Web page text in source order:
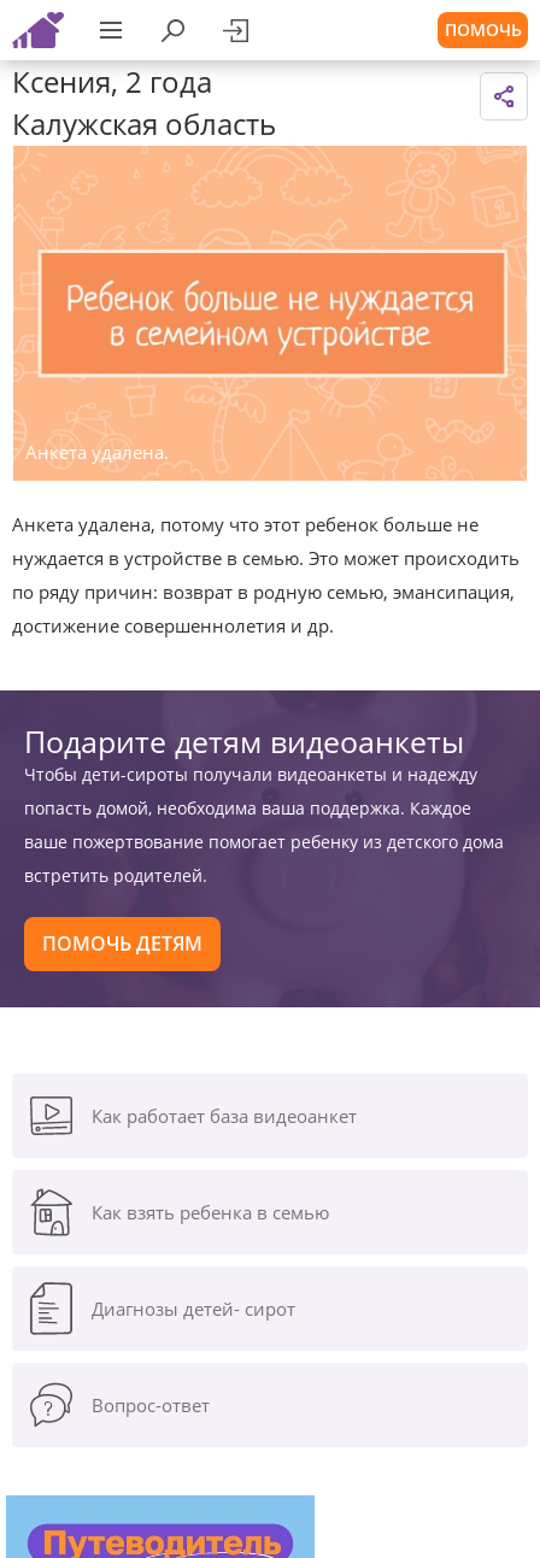
ПОМОЧЬ
Ксения, 2 года
Калужская область
Анкета удалена.
Анкета удалена, потому что этот ребенок больше не
нуждается в устройстве в семью. Это может происходить
по ряду причин: возврат в родную семью, эмансипация,
достижение совершеннолетия и др.
Подарите детям видеоанкеты
Чтобы дети-сироты получали видеоанкеты и надежду
попасть домой, необходима ваша поддержка. Каждое
ваше пожертвование помогает ребенку из детского дома
встретить родителей.
ПОМОЧЬ ДЕТЯМ
Как работает база видеоанкет
Как взять ребенка в семью
Диагнозы детей- сирот
Вопрос-ответ